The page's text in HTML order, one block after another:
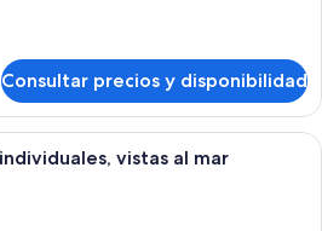
Consultar precios y disponibilidad
Un balcón con vista a la playa, una
vistas al mar